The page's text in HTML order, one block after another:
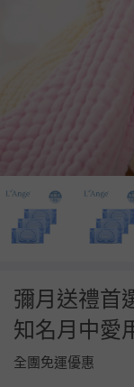
彌月送禮首
知名月中愛
全團免運優惠